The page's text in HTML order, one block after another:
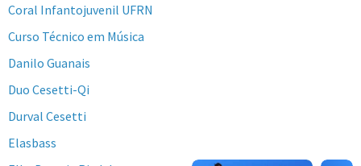
Coral Infantojuvenil UFRN
Curso Técnico em Música
Danilo Guanais
Duo Cesetti-Qi
Durval Cesetti
Elasbass